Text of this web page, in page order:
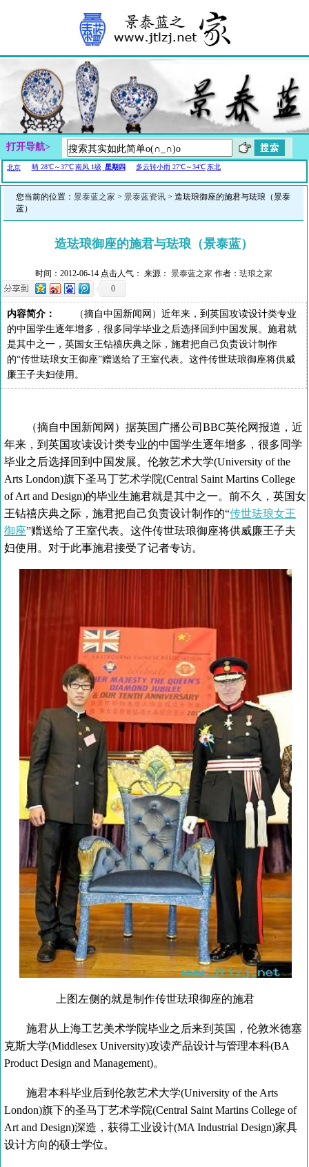
打开导航>
您当前的位置：景泰蓝之家 >景泰蓝资讯 > 造珐琅御座的施君与珐琅（景泰
蓝）
造珐琅御座的施君与珐琅（景泰蓝）
时间：2012-06-14 点击人气： 来源： 景泰蓝之家 作者： 珐琅之家
0
内容简介：
（摘自中国新闻网）近年来，到英国攻读设计类专业
的中国学生逐年增多，很多同学毕业之后选择回到中国发展。施君就
是其中之一，英国女王钻禧庆典之际，施君把自己负责设计制作
的“传世珐琅女王御座”赠送给了王室代表。这件传世珐琅御座将供威
廉王子夫妇使用。
（摘自中国新闻网）据英国广播公司BBC英伦网报道，近
年来，到英国攻读设计类专业的中国学生逐年增多，很多同学
毕业之后选择回到中国发展。伦敦艺术大学(University of the
Arts London)旗下圣马丁艺术学院(Central Saint Martins College
of Art and Design)的毕业生施君就是其中之一。前不久，英国女
王钻禧庆典之际，施君把自己负责设计制作的“传世珐琅女王
御座”赠送给了王室代表。这件传世珐琅御座将供威廉王子夫
妇使用。对于此事施君接受了记者专访。
上图左侧的就是制作传世珐琅御座的施君
施君从上海工艺美术学院毕业之后来到英国，伦敦米德塞
克斯大学(Middlesex University)攻读产品设计与管理本科(BA
Product Design and Management)。
施君本科毕业后到伦敦艺术大学(University of the Arts
London)旗下的圣马丁艺术学院(Central Saint Martins College of
Art and Design)深造，获得工业设计(MA Industrial Design)家具
设计方向的硕士学位。